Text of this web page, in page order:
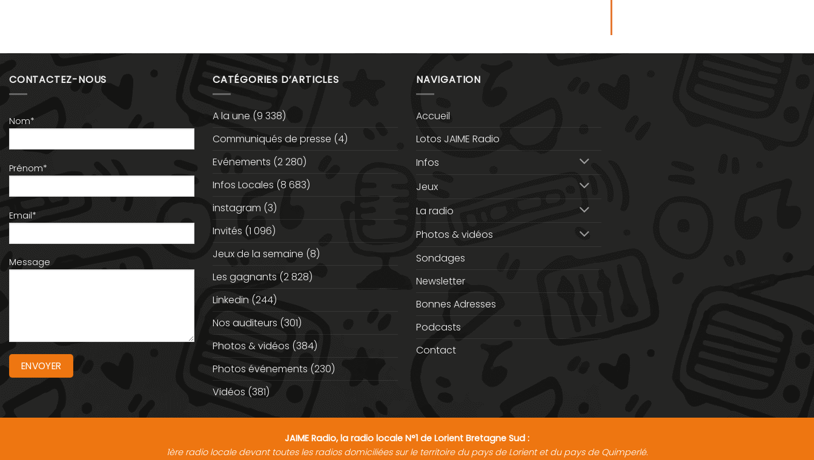
CONTACTEZ-NOUS
Nom*
Prénom*
Email*
Message
CATÉGORIES D’ARTICLES
A la une (9 338)
Communiqués de presse (4)
Evénements (2 280)
Infos Locales (8 683)
instagram (3)
Invités (1 096)
Jeux de la semaine (8)
Les gagnants (2 828)
Linkedin (244)
Nos auditeurs (301)
Photos & vidéos (384)
Photos événements (230)
Vidéos (381)
NAVIGATION
Accueil
Lotos JAIME Radio
Infos
Jeux
La radio
Photos & vidéos
Sondages
Newsletter
Bonnes Adresses
Podcasts
Contact
JAIME Radio, la radio locale N°1 de Lorient Bretagne Sud :
1ère radio locale devant toutes les radios domiciliées sur le territoire du pays de Lorient et du pays de Quimperlé.